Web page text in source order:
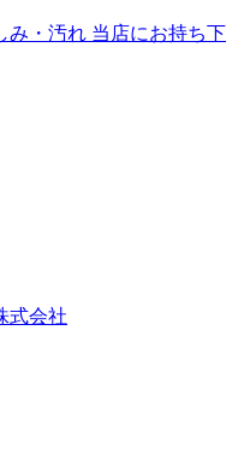
・汚れ 当店にお持ち下
式会社